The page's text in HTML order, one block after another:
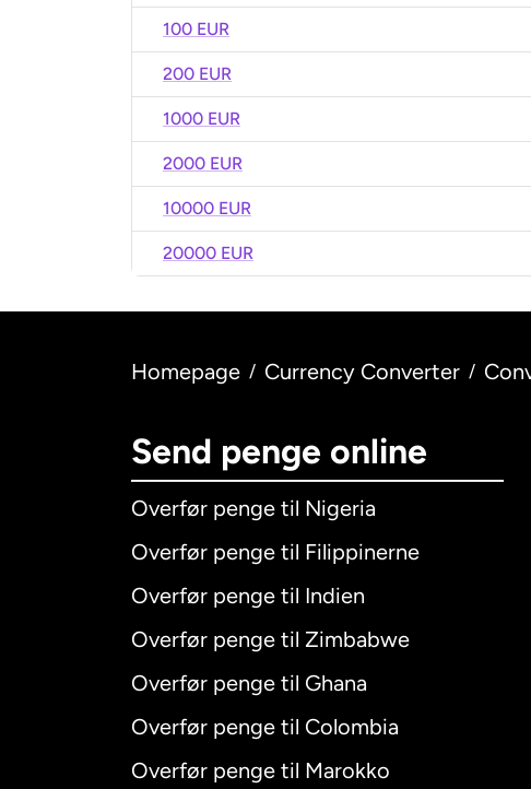
100 EUR
200 EUR
1000 EUR
2000 EUR
10000 EUR
20000 EUR
Homepage / Currency Converter /
Send penge online
Overfør penge til Nigeria
Overfør penge til Filippinerne
Overfør penge til Indien
Overfør penge til Zimbabwe
Overfør penge til Ghana
Overfør penge til Colombia
Overfør penge til Marokko